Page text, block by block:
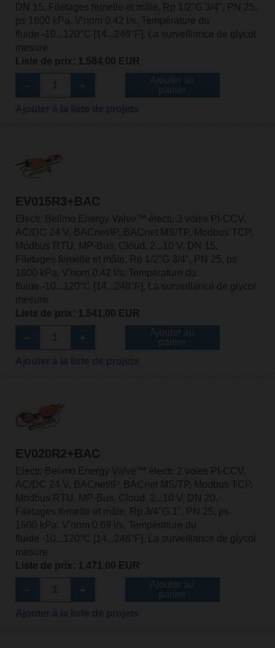
DN 15, Filetages femelle et mâle, Rp 1/2"G 3/4", PN 25,
ps 1600 kPa, V'nom 0.42 l/s, Température du
fluide -10...120°C [14...248°F], La surveillance de glycol
mesure
Liste de prix: 1.584,00 EUR
EV015R3+BAC
Electr. Belimo Energy Valve™ électr. 3 voies PI-CCV,
AC/DC 24 V, BACnet/IP, BACnet MS/TP, Modbus TCP,
Modbus RTU, MP-Bus, Cloud, 2...10 V, DN 15,
Filetages femelle et mâle, Rp 1/2"G 3/4", PN 25, ps
1600 kPa, V'nom 0.42 l/s, Température du
fluide -10...120°C [14...248°F], La surveillance de glycol
mesure
Liste de prix: 1.541,00 EUR
EV020R2+BAC
Electr. Belimo Energy Valve™ électr. 2 voies PI-CCV,
AC/DC 24 V, BACnet/IP, BACnet MS/TP, Modbus TCP,
Modbus RTU, MP-Bus, Cloud, 2...10 V, DN 20,
Filetages femelle et mâle, Rp 3/4"G 1", PN 25, ps
1600 kPa, V'nom 0.69 l/s, Température du
fluide -10...120°C [14...248°F], La surveillance de glycol
mesure
Liste de prix: 1.471,00 EUR